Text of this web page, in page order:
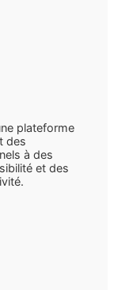
plateforme
des
à des
et des